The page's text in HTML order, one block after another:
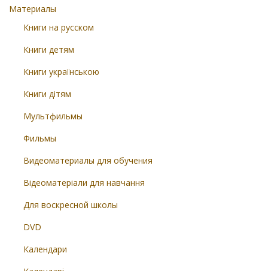
Материалы
Книги на русском
Книги детям
Книги українською
Книги дітям
Мультфильмы
Фильмы
Видеоматериалы для обучения
Відеоматеріали для навчання
Для воскресной школы
DVD
Календари